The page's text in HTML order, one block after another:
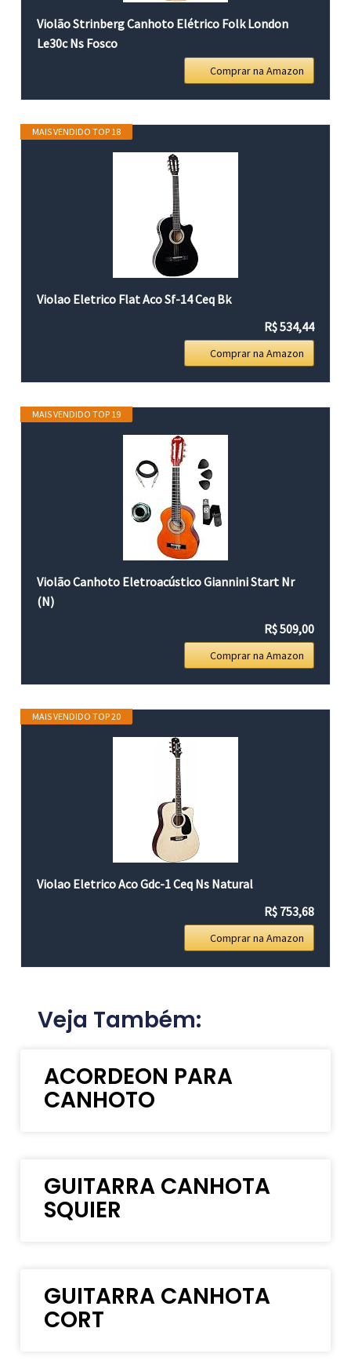
Violão Strinberg Canhoto Elétrico Folk London
Le30c Ns Fosco
Comprar na Amazon
MAIS VENDIDO TOP 18
Violao Eletrico Flat Aco Sf-14 Ceq Bk
R$ 534,44
Comprar na Amazon
MAIS VENDIDO TOP 19
Violão Canhoto Eletroacústico Giannini Start Nr
(N)
R$ 509,00
Comprar na Amazon
MAIS VENDIDO TOP 20
Violao Eletrico Aco Gdc-1 Ceq Ns Natural
R$ 753,68
Comprar na Amazon
Veja Também:
ACORDEON PARA
CANHOTO
GUITARRA CANHOTA
SQUIER
GUITARRA CANHOTA
CORT